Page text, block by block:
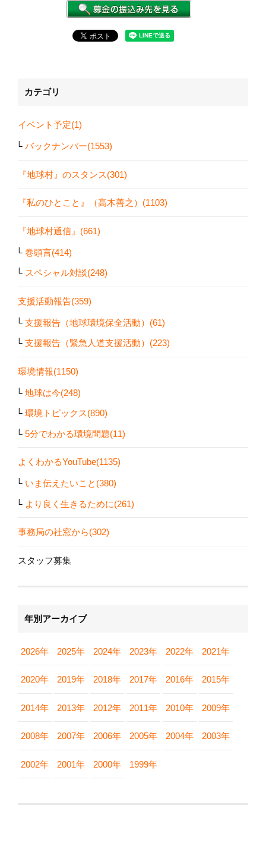
カテゴリ
イベント予定(1)
バックナンバー(1553)
『地球村』のスタンス(301)
『私のひとこと』（高木善之）(1103)
『地球村通信』(661)
巻頭言(414)
スペシャル対談(248)
支援活動報告(359)
支援報告（地球環境保全活動）(61)
支援報告（緊急人道支援活動）(223)
環境情報(1150)
地球は今(248)
環境トピックス(890)
5分でわかる環境問題(11)
よくわかるYouTube(1135)
いま伝えたいこと(380)
より良く生きるために(261)
事務局の社窓から(302)
スタッフ募集
年別アーカイブ
2026年 2025年 2024年 2023年 2022年 2021年
2020年 2019年 2018年 2017年 2016年 2015年
2014年 2013年 2012年 2011年 2010年 2009年
2008年 2007年 2006年 2005年 2004年 2003年
2002年 2001年 2000年 1999年